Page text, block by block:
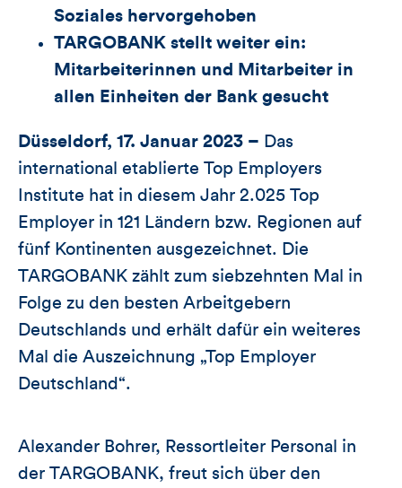
Soziales hervorgehoben
TARGOBANK stellt weiter ein:
Mitarbeiterinnen und Mitarbeiter in
allen Einheiten der Bank gesucht
Düsseldorf, 17. Januar 2023 – Das
international etablierte Top Employers
Institute hat in diesem Jahr 2.025 Top
Employer in 121 Ländern bzw. Regionen auf
fünf Kontinenten ausgezeichnet. Die
TARGOBANK zählt zum siebzehnten Mal in
Folge zu den besten Arbeitgebern
Deutschlands und erhält dafür ein weiteres
Mal die Auszeichnung „Top Employer
Deutschland“.
Alexander Bohrer, Ressortleiter Personal in
der TARGOBANK, freut sich über den